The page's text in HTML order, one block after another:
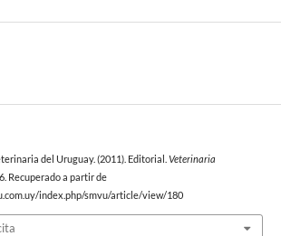
del Uruguay. (2011). Editorial. Veterinaria
Recuperado a partir de
index.php/smvu/article/view/180